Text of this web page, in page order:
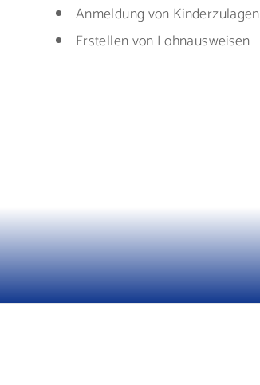
Anmeldung von Kinderzulagen
Erstellen von Lohnausweisen